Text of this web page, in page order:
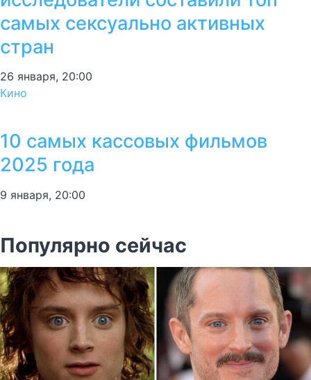
самых сексуально активных
стран
26 января, 20:00
Кино
10 самых кассовых фильмов
2025 года
9 января, 20:00
Популярно сейчас